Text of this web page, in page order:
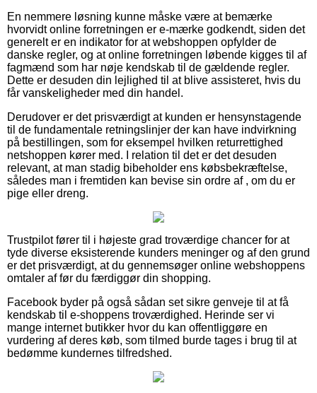
En nemmere løsning kunne måske være at bemærke
hvorvidt online forretningen er e-mærke godkendt, siden det
generelt er en indikator for at webshoppen opfylder de
danske regler, og at online forretningen løbende kigges til af
fagmænd som har nøje kendskab til de gældende regler.
Dette er desuden din lejlighed til at blive assisteret, hvis du
får vanskeligheder med din handel.
Derudover er det prisværdigt at kunden er hensynstagende
til de fundamentale retningslinjer der kan have indvirkning
på bestillingen, som for eksempel hvilken returrettighed
netshoppen kører med. I relation til det er det desuden
relevant, at man stadig bibeholder ens købsbekræftelse,
således man i fremtiden kan bevise sin ordre af , om du er
pige eller dreng.
Trustpilot fører til i højeste grad troværdige chancer for at
tyde diverse eksisterende kunders meninger og af den grund
er det prisværdigt, at du gennemsøger online webshoppens
omtaler af før du færdiggør din shopping.
Facebook byder på også sådan set sikre genveje til at få
kendskab til e-shoppens troværdighed. Herinde ser vi
mange internet butikker hvor du kan offentliggøre en
vurdering af deres køb, som tilmed burde tages i brug til at
bedømme kundernes tilfredshed.